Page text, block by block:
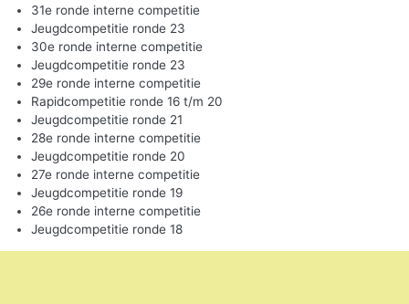
31e ronde interne competitie
Jeugdcompetitie ronde 23
30e ronde interne competitie
Jeugdcompetitie ronde 23
29e ronde interne competitie
Rapidcompetitie ronde 16 t/m 20
Jeugdcompetitie ronde 21
28e ronde interne competitie
Jeugdcompetitie ronde 20
27e ronde interne competitie
Jeugdcompetitie ronde 19
26e ronde interne competitie
Jeugdcompetitie ronde 18